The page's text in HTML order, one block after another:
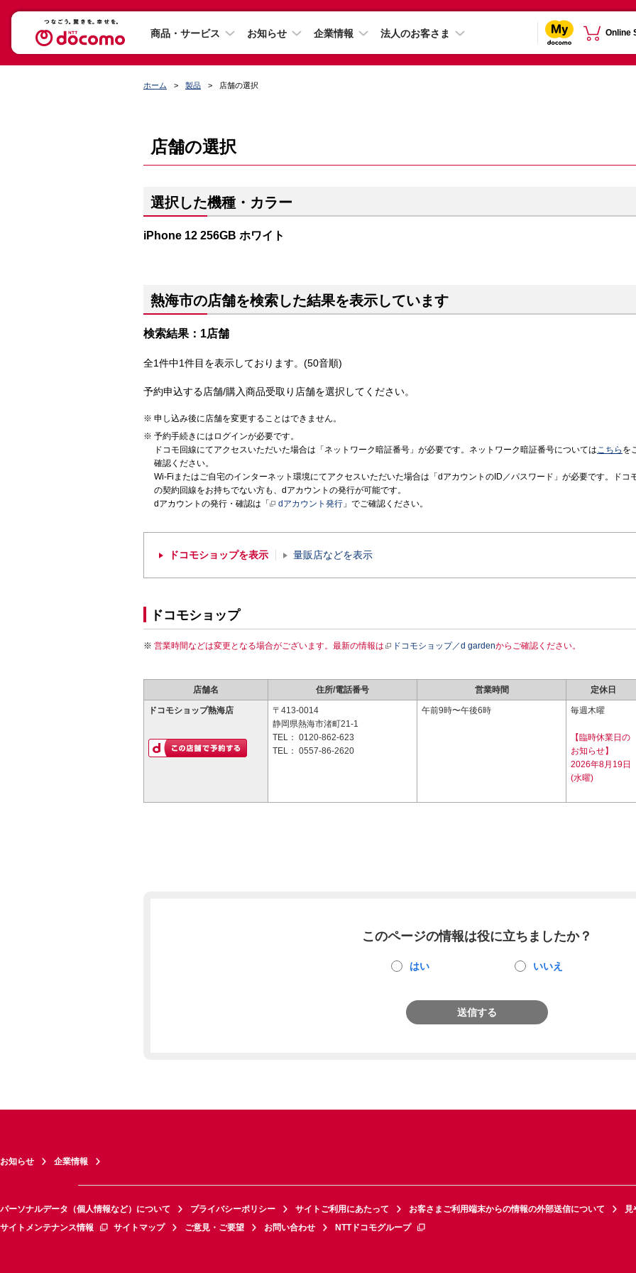
商品・サービス お知らせ 企業情報 法人のお客さま Online
ホーム 製品 店舗の選択
店舗の選択
選択した機種・カラー
iPhone 12 256GB ホワイト
熱海市の店舗を検索した結果を表示しています
検索結果：1店舗
全1件中1件目を表示しております。(50音順)
予約申込する店舗/購入商品受取り店舗を選択してください。
申し込み後に店舗を変更することはできません。
予約手続きにはログインが必要です。
ドコモ回線にてアクセスいただいた場合は「ネットワーク暗証番号」が必要です。ネットワーク暗証番号についてはこちら を
確認ください。
Wi-Fiまたはご自宅のインターネット環境にてアクセスいただいた場合は「dアカウントのID／パスワード」が必要です。ドコ
の契約回線をお持ちでない方も、dアカウントの発行が可能です。
dアカウントの発行・確認は「
dアカウント発行 」でご確認ください。
ドコモショップを表示 量販店などを表示
ドコモショップ
営業時間などは変更となる場合がございます。最新の情報は ドコモショップ／d gardenからご確認ください。
店舗名 住所/電話番号 営業時間 定休日
ドコモショップ熱海店
〒413-0014
静岡県熱海市渚町21-1
TEL： 0120-862-623
TEL： 0557-86-2620
午前9時〜午後6時 毎週木曜
【臨時休業日の
お知らせ】
2026年8月19日
(水曜)
このページの情報は役に立ちましたか？
はい いいえ
送信する
お知らせ 企業情報
パーソナルデータ（個人情報など）について プライバシーポリシー サイトご利用にあたって お客さまご利用端末からの情報の外部送信について
見
サイトメンテナンス情報
サイトマップ ご意見・ご要望 お問い合わせ NTTドコモグループ